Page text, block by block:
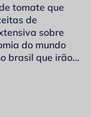
tomate que
de
sobre
do mundo
brasil que irão…